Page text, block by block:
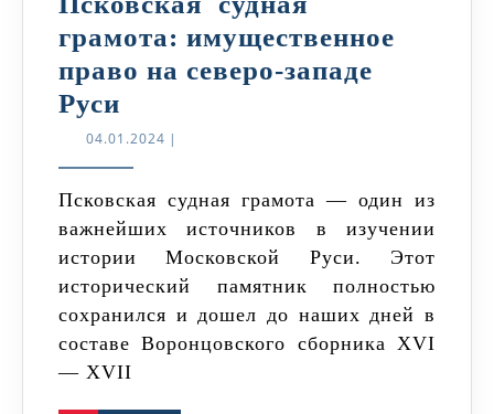
грамота: имущественное
право на северо-западе
Руси
судная
грамота:
имущественное
право
на
северо-
западе
Руси
04.01.2024 04.01.2024
|
Псковская судная грамота — один из
важнейших источников в изучении
истории Московской Руси. Этот
исторический памятник полностью
сохранился и дошел до наших дней в
составе Воронцовского сборника XVI
— XVII